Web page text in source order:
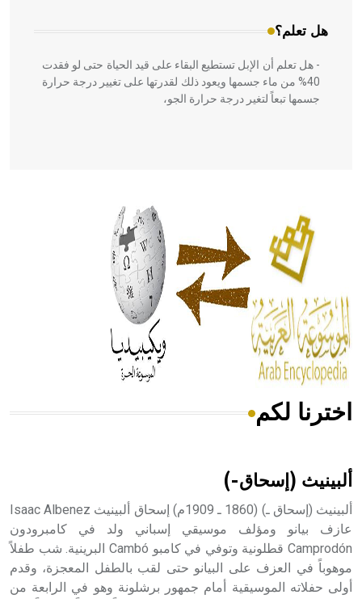
هل تعلم؟
- هل تعلم أن الإبل تستطيع البقاء على قيد الحياة حتى لو فقدت
40% من ماء جسمها ويعود ذلك لقدرتها على تغيير درجة حرارة
جسمها تبعاً لتغير درجة حرارة الجو،
الحكم، الأدلة، تنظيم التغذية، ورسالته في جروح الرأس. ويعود
له الفضل بأنه حرر الطب من الدين والفلسفة.
- هل تعلم أن المرجان إفراز حيواني يتكون في البحر ويتركب
من مادة كربونات الكلسيوم، وهو أحمر أو شديد الحمرة وهو
أجود أنواعه، ويمتاز بكبر الحجم ويسمى الش
هل تعلم أن الأبسيد كلمة فرنسية اللفظ تم اعتمادها مصطلحاً
- هل تعلم أن أبجر Abgar اسم معروف جيداً يعود إلى عدد من
الملوك الذين حكموا مدينة إديسا (الرها) من أبجر الأول وحتى
التاسع، وهم ينتسبون إلى أسرة أوسروين
اخترنا لكم
ألبينيث (إسحاق-)
ألبينيث (إسحاق ـ) (1860 ـ 1909م) إسحاق ألبينيث Isaac Albenez
عازف بيانو ومؤلف موسيقي إسباني ولد في كامبرودون
Camprodón قطلونية وتوفي في كامبو Cambó البرينية. شب طفلاً
موهوباً في العزف على البيانو حتى لقب بالطفل المعجزة، وقدم
أولى حفلاته الموسيقية أمام جمهور برشلونة وهو في الرابعة من